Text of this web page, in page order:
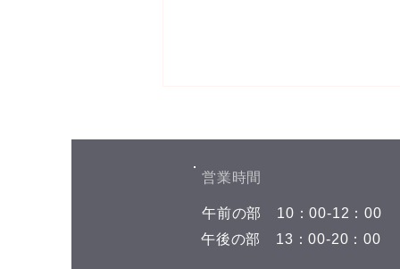
空き状況をお知らせします 8月7
ん 午後の部 空きがありません 8
月8日(土) 午前の部 空きがありま
​営業時間
​午前の部 ​10：00-12：00
​午後の部 ​13：00-20：00